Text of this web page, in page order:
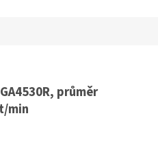
průměr
min